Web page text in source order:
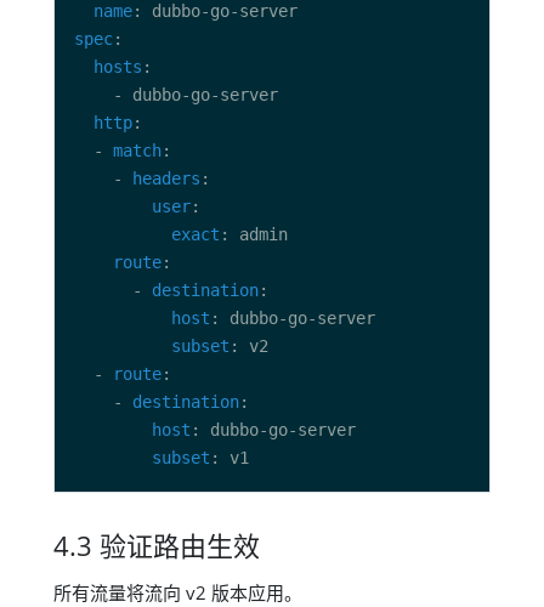
name
spec
hosts
http
  -
match
    -
headers
user
exact
route
      -
destination
host
subset
  -
route
    -
destination
host
subset
4.3 验证路由生效
所有流量将流向 v2 版本应用。